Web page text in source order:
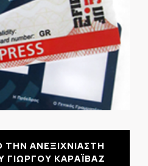
ΤΗΝ ΑΝΕΞΙΧΝΙΑΣΤΗ
ΚΑΡΑΪΒΑΖ